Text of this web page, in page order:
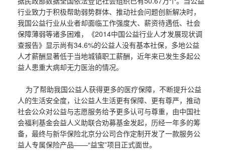
行业致力于积极帮助弱势群体、推动社会问题创新解决时，
我国公益行业从业者却面临工作强度大、薪资待遇低、社会
保障薄弱等诸多困难，《2014中国公益行业人才发展现状调
查报告》显示尚有34.6%的公益人没有基本社保，多地公益
人才薪酬显著低于当地城镇职工薪酬，近年来已发生多起公
益人患重大病却无力医治的情况。
为了帮助我国公益人获得更多的医疗保障，不断提升公益
人的生活安全度，让公益人生活更有保障、更有尊严，推动
社会公众对公益与志愿服务给予更多认可与尊重，由中国社
会福利基金会益人义助联合劝募基金发起，历经一年多的筹
备，最终与新华保险北京分公司合作定制开发了一款服务公
益人专属保险产品——“益宝”项目正式面世。